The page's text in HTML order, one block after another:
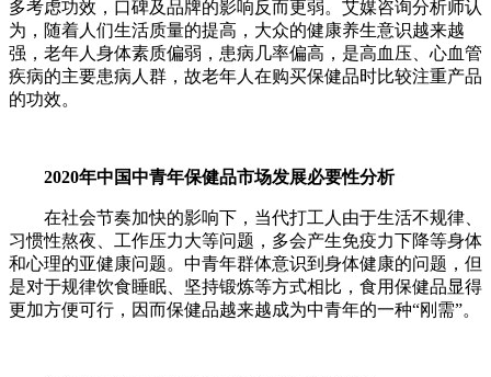
多考虑功效，口碑及品牌的影响反而更弱。艾媒咨询分析师认
为，随着人们生活质量的提高，大众的健康养生意识越来越
强，老年人身体素质偏弱，患病几率偏高，是高血压、心血管
疾病的主要患病人群，故老年人在购买保健品时比较注重产品
的功效。
2020年中国中青年保健品市场发展必要性分析
在社会节奏加快的影响下，当代打工人由于生活不规律、
习惯性熬夜、工作压力大等问题，多会产生免疫力下降等身体
和心理的亚健康问题。中青年群体意识到身体健康的问题，但
是对于规律饮食睡眠、坚持锻炼等方式相比，食用保健品显得
更加方便可行，因而保健品越来越成为中青年的一种“刚需”。